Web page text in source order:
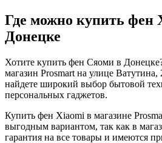
Где можно купить фен
Донецке
Хотите купить фен Сяоми в
магазин Prosmart на улице
найдете широкий выбор бытовой
персональных гаджетов.
Купить фен Xiaomi в магазине
выгодным вариантом, так как в
гарантия на все товары и имеются